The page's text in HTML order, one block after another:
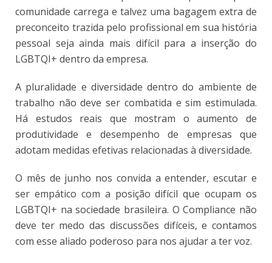
comunidade carrega e talvez uma bagagem extra de
preconceito trazida pelo profissional em sua história
pessoal seja ainda mais difícil para a inserção do
LGBTQI+ dentro da empresa.
A pluralidade e diversidade dentro do ambiente de
trabalho não deve ser combatida e sim estimulada.
Há estudos reais que mostram o aumento de
produtividade e desempenho de empresas que
adotam medidas efetivas relacionadas à diversidade.
O mês de junho nos convida a entender, escutar e
ser empático com a posição difícil que ocupam os
LGBTQI+ na sociedade brasileira. O Compliance não
deve ter medo das discussões difíceis, e contamos
com esse aliado poderoso para nos ajudar a ter voz.